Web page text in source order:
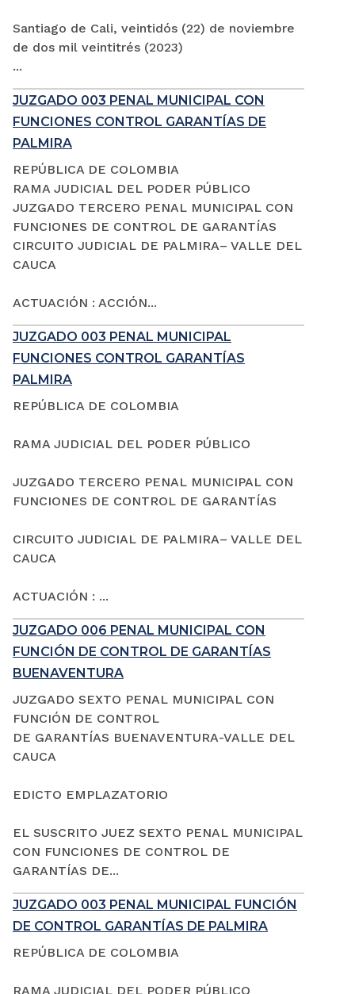
Santiago de Cali, veintidós (22) de noviembre
de dos mil veintitrés (2023)
...
JUZGADO 003 PENAL MUNICIPAL CON
FUNCIONES CONTROL GARANTÍAS DE
PALMIRA
REPÚBLICA DE COLOMBIA
RAMA JUDICIAL DEL PODER PÚBLICO
JUZGADO TERCERO PENAL MUNICIPAL CON
FUNCIONES DE CONTROL DE GARANTÍAS
CIRCUITO JUDICIAL DE PALMIRA– VALLE DEL
CAUCA
ACTUACIÓN : ACCIÓN...
JUZGADO 003 PENAL MUNICIPAL
FUNCIONES CONTROL GARANTÍAS
PALMIRA
REPÚBLICA DE COLOMBIA
RAMA JUDICIAL DEL PODER PÚBLICO
JUZGADO TERCERO PENAL MUNICIPAL CON
FUNCIONES DE CONTROL DE GARANTÍAS
CIRCUITO JUDICIAL DE PALMIRA– VALLE DEL
CAUCA
ACTUACIÓN : ...
JUZGADO 006 PENAL MUNICIPAL CON
FUNCIÓN DE CONTROL DE GARANTÍAS
BUENAVENTURA
JUZGADO SEXTO PENAL MUNICIPAL CON
FUNCIÓN DE CONTROL
DE GARANTÍAS BUENAVENTURA-VALLE DEL
CAUCA
EDICTO EMPLAZATORIO
EL SUSCRITO JUEZ SEXTO PENAL MUNICIPAL
CON FUNCIONES DE CONTROL DE
GARANTÍAS DE...
JUZGADO 003 PENAL MUNICIPAL FUNCIÓN
DE CONTROL GARANTÍAS DE PALMIRA
REPÚBLICA DE COLOMBIA
RAMA JUDICIAL DEL PODER PÚBLICO